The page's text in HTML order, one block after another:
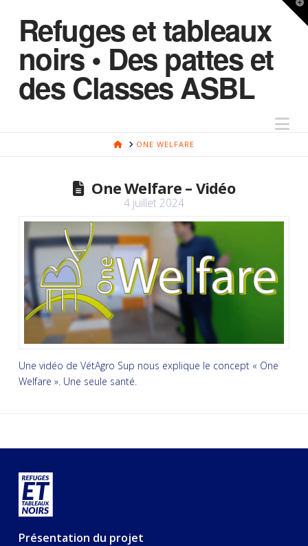
Refuges et tableaux
noirs • Des pattes et
des Classes ASBL
HOMEONE WELFARE
One Welfare – Vidéo
4 juillet 2024
Une vidéo de VétAgro Sup nous explique le concept « One
Welfare ». Une seule santé.
Présentation du projet